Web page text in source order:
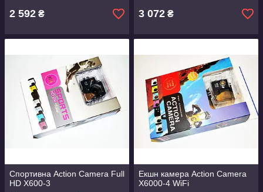
2 592 ₴ 3 072 ₴
Спортивна Action Camera Full
HD X600-3
Екшн камера Action Camera
X6000-4 WiFi